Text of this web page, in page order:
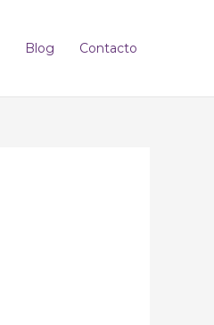
Blog Contacto